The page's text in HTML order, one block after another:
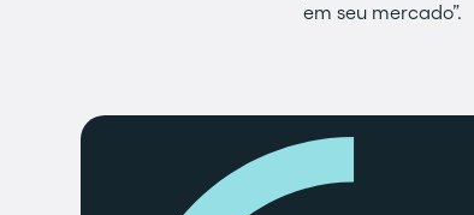
em seu mercado”.